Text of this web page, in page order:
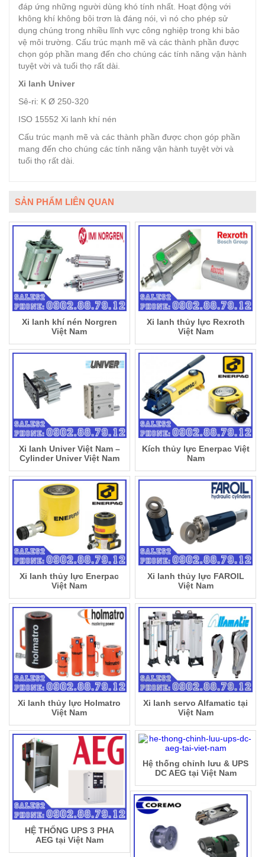
đáp ứng những người dùng khó tính nhất. Hoạt động với
không khí không bôi trơn là đáng nói, vì nó cho phép sử
dụng chúng trong nhiều lĩnh vực công nghiệp trong khi bảo
vệ môi trường. Cấu trúc mạnh mẽ và các thành phần được
chọn góp phần mang đến cho chúng các tính năng vận hành
tuyệt vời và tuổi thọ rất dài.
Xi lanh Univer
Sê-ri: K Ø 250-320
ISO 15552 Xi lanh khí nén
Cấu trúc mạnh mẽ và các thành phần được chọn góp phần
mang đến cho chúng các tính năng vận hành tuyệt vời và
tuổi thọ rất dài.
SẢN PHẨM LIÊN QUAN
Xi lanh khí nén Norgren
Việt Nam
Xi lanh thủy lực Rexroth
Việt Nam
Xi lanh Univer Việt Nam –
Cylinder Univer Việt Nam
Kích thủy lực Enerpac Việt
Nam
Xi lanh thủy lực Enerpac
Việt Nam
Xi lanh thủy lực FAROIL
Việt Nam
Xi lanh thủy lực Holmatro
Việt Nam
Xi lanh servo Alfamatic tại
Việt Nam
HỆ THỐNG UPS 3 PHA
AEG tại Việt Nam
Hệ thống chỉnh lưu & UPS
DC AEG tại Việt Nam